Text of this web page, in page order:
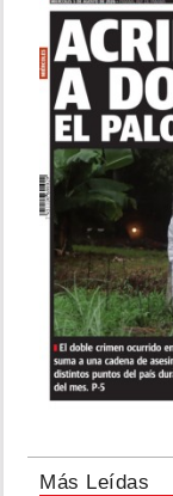
Más Leídas